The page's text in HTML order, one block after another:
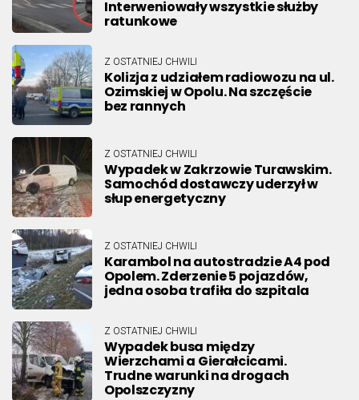
Interweniowały wszystkie służby
ratunkowe
Z OSTATNIEJ CHWILI
Kolizja z udziałem radiowozu na ul.
Ozimskiej w Opolu. Na szczęście
bez rannych
Z OSTATNIEJ CHWILI
Wypadek w Zakrzowie Turawskim.
Samochód dostawczy uderzył w
słup energetyczny
Z OSTATNIEJ CHWILI
Karambol na autostradzie A4 pod
Opolem. Zderzenie 5 pojazdów,
jedna osoba trafiła do szpitala
Z OSTATNIEJ CHWILI
Wypadek busa między
Wierzchami a Gierałcicami.
Trudne warunki na drogach
Opolszczyzny